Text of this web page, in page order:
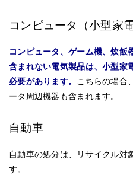
コンピュータ（小型家電
コンピュータ、ゲーム機、炊飯
含まれない電気製品は、小型家
必要があります。
こちらの場合
ータ周辺機器も含まれます。
自動車
自動車の処分は、リサイクル対
す。